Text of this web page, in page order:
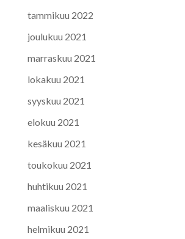
tammikuu 2022
joulukuu 2021
marraskuu 2021
lokakuu 2021
syyskuu 2021
elokuu 2021
kesäkuu 2021
toukokuu 2021
huhtikuu 2021
maaliskuu 2021
helmikuu 2021